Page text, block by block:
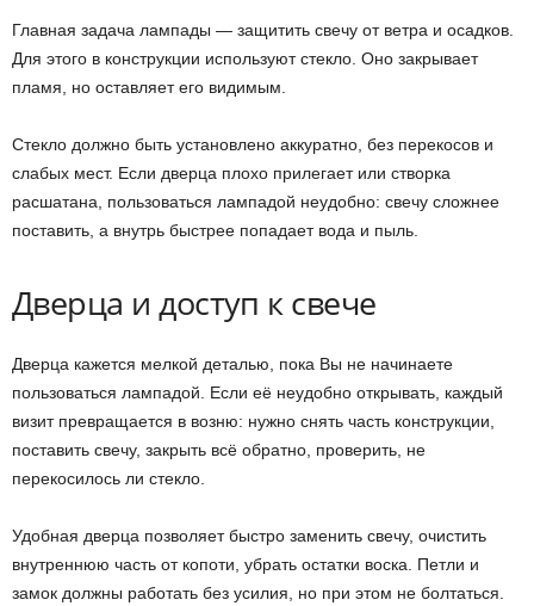
Главная задача лампады — защитить свечу от ветра и осадков.
Для этого в конструкции используют стекло. Оно закрывает
пламя, но оставляет его видимым.
Стекло должно быть установлено аккуратно, без перекосов и
слабых мест. Если дверца плохо прилегает или створка
расшатана, пользоваться лампадой неудобно: свечу сложнее
поставить, а внутрь быстрее попадает вода и пыль.
Дверца и доступ к свече
Дверца кажется мелкой деталью, пока Вы не начинаете
пользоваться лампадой. Если её неудобно открывать, каждый
визит превращается в возню: нужно снять часть конструкции,
поставить свечу, закрыть всё обратно, проверить, не
перекосилось ли стекло.
Удобная дверца позволяет быстро заменить свечу, очистить
внутреннюю часть от копоти, убрать остатки воска. Петли и
замок должны работать без усилия, но при этом не болтаться.